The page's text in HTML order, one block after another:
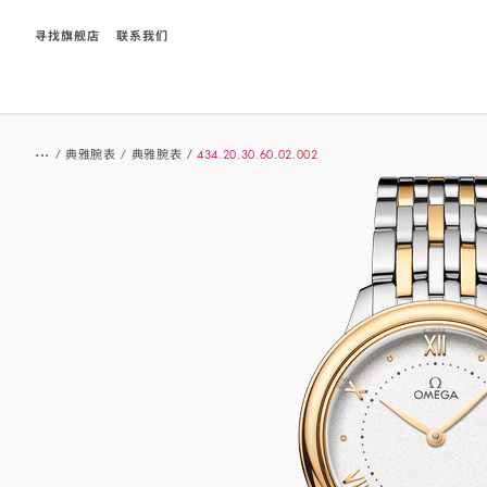
寻找旗舰店 联系我们
... / 典雅腕表 / 典雅腕表 / 434.20.30.60.02.002